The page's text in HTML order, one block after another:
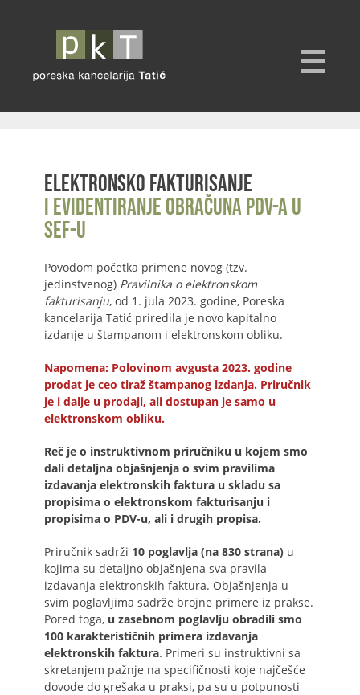
Elektronsko fakturisanje
i evidentiranje obračuna PDV-a u
SEF-u
Povodom početka primene novog (tzv.
jedinstvenog) Pravilnika o elektronskom
fakturisanju, od 1. jula 2023. godine, Poreska
kancelarija Tatić priredila je novo kapitalno
izdanje u štampanom i elektronskom obliku.
Napomena: Polovinom avgusta 2023. godine
prodat je ceo tiraž štampanog izdanja. Priručnik
je i dalje u prodaji, ali dostupan je samo u
elektronskom obliku.
Reč je o instruktivnom priručniku u kojem smo
dali detaljna objašnjenja o svim pravilima
izdavanja elektronskih faktura u skladu sa
propisima o elektronskom fakturisanju i
propisima o PDV-u, ali i drugih propisa.
Priručnik sadrži 10 poglavlja (na 830 strana) u
kojima su detaljno objašnjena sva pravila
izdavanja elektronskih faktura. Objašnjenja u
svim poglavljima sadrže brojne primere iz prakse.
Pored toga, u zasebnom poglavlju obradili smo
100 karakterističnih primera izdavanja
elektronskih faktura. Primeri su instruktivni sa
skretanjem pažnje na specifičnosti koje najčešće
dovode do grešaka u praksi, pa su u potpunosti